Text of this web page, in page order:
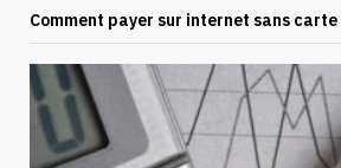
Comment payer sur internet sans carte